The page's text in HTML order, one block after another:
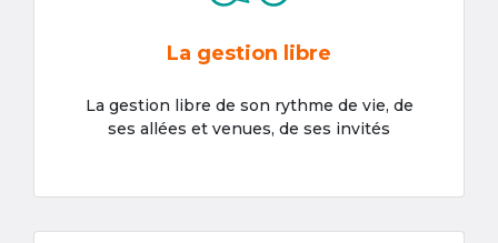
La gestion libre
La gestion libre de son rythme de vie, de
ses allées et venues, de ses invités